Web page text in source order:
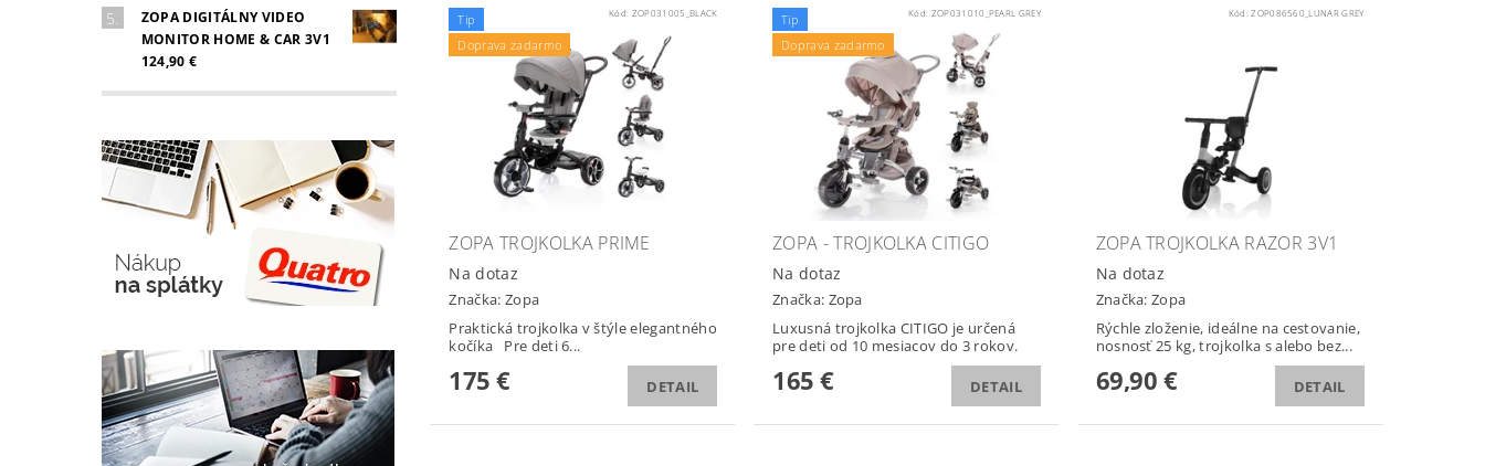
ZOPA DIGITÁLNY VIDEO
MONITOR HOME & CAR 3V1
124,90 €
Tip
Doprava zadarmo
Kód: ZOP031005_BLACK
ZOPA TROJKOLKA PRIME
Na dotaz
Značka: Zopa
Praktická trojkolka v štýle elegantného
kočíka Pre deti 6...
175 € DETAIL
Tip
Doprava zadarmo
Kód: ZOP031010_PEARL GREY
ZOPA - TROJKOLKA CITIGO
Na dotaz
Značka: Zopa
Luxusná trojkolka CITIGO je určená
pre deti od 10 mesiacov do 3 rokov.
165 € DETAIL
Kód:ZOP086560_LUNAR GREY
ZOPA TROJKOLKA RAZOR 3V1
Na dotaz
Značka:Zopa
Rýchle zloženie, ideálne na cestovanie,
nosnosť 25 kg, trojkolka s alebo bez...
69,90 € DETAIL